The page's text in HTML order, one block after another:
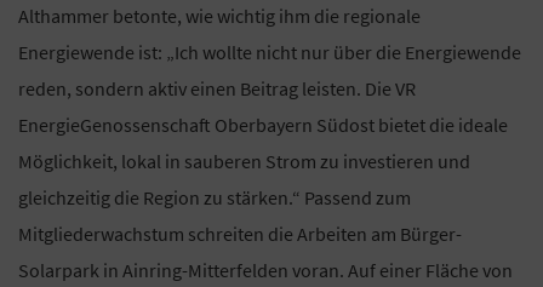
Althammer betonte, wie wichtig ihm die regionale
Energiewende ist: „Ich wollte nicht nur über die Energiewende
reden, sondern aktiv einen Beitrag leisten. Die VR
EnergieGenossenschaft Oberbayern Südost bietet die ideale
Möglichkeit, lokal in sauberen Strom zu investieren und
gleichzeitig die Region zu stärken.“ Passend zum
Mitgliederwachstum schreiten die Arbeiten am Bürger-
Solarpark in Ainring-Mitterfelden voran. Auf einer Fläche von